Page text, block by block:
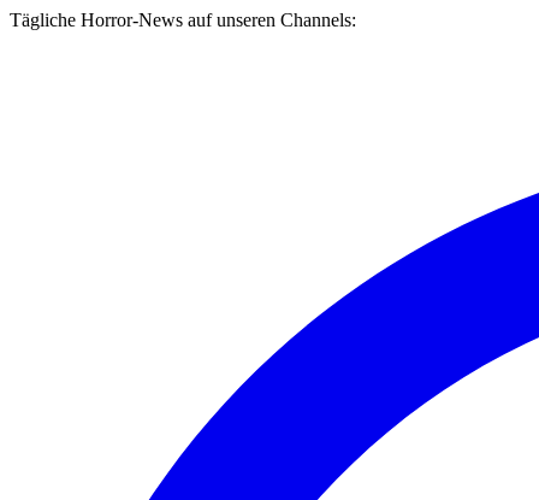
Tägliche Horror-News auf unseren Channels: